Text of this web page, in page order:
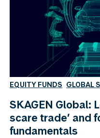
EQUITY FUNDS GLOBAL
SKAGEN Global:
scare trade’ and
fundamentals